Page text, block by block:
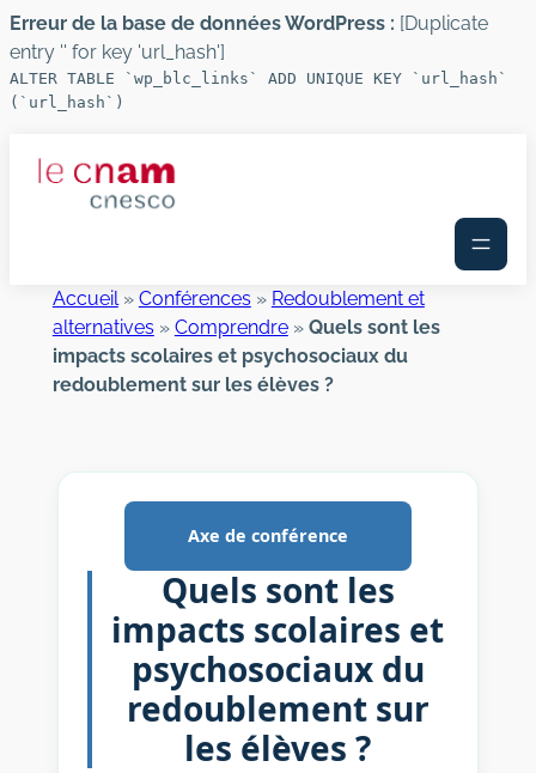
Erreur de la base de données WordPress : [Duplicate
entry '' for key 'url_hash']
ALTER TABLE `wp_blc_links` ADD UNIQUE KEY `url_hash`
(`url_hash`)
Accueil» Conférences» Redoublement et
alternatives » Comprendre» Quels sont les
impacts scolaires et psychosociaux du
redoublement sur les élèves ?
Axe de conférence
Quels sont les
impacts scolaires et
psychosociaux du
redoublement sur
les élèves ?